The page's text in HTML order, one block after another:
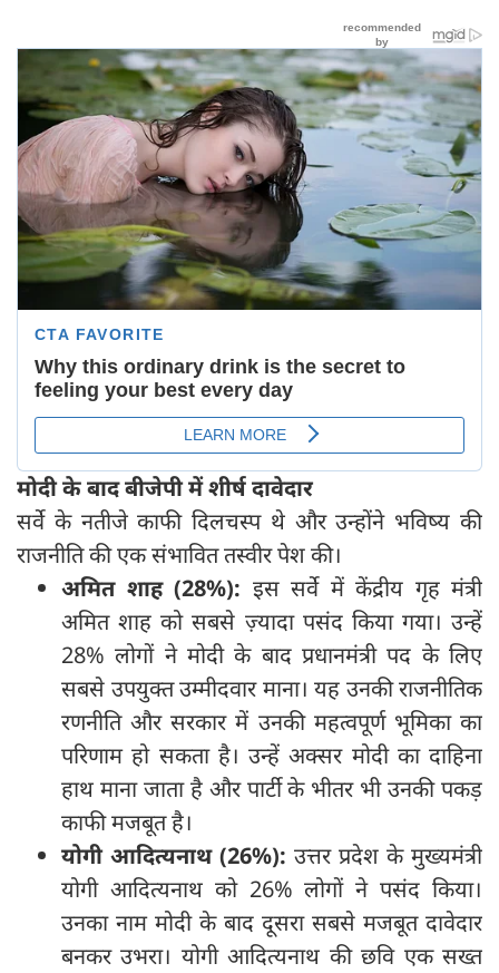
मोदी के बाद बीजेपी में शीर्ष दावेदार
सर्वे के नतीजे काफी दिलचस्प थे और उन्होंने भविष्य की
राजनीति की एक संभावित तस्वीर पेश की।
अमित शाह (28%): इस सर्वे में केंद्रीय गृह मंत्री
अमित शाह को सबसे ज़्यादा पसंद किया गया। उन्हें
28% लोगों ने मोदी के बाद प्रधानमंत्री पद के लिए
सबसे उपयुक्त उम्मीदवार माना। यह उनकी राजनीतिक
रणनीति और सरकार में उनकी महत्वपूर्ण भूमिका का
परिणाम हो सकता है। उन्हें अक्सर मोदी का दाहिना
हाथ माना जाता है और पार्टी के भीतर भी उनकी पकड़
काफी मजबूत है।
योगी आदित्यनाथ (26%): उत्तर प्रदेश के मुख्यमंत्री
योगी आदित्यनाथ को 26% लोगों ने पसंद किया।
उनका नाम मोदी के बाद दूसरा सबसे मजबूत दावेदार
बनकर उभरा। योगी आदित्यनाथ की छवि एक सख्त